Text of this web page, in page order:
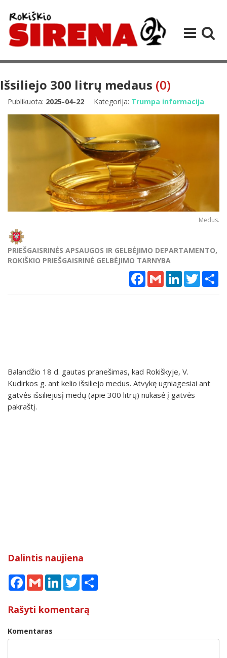
Išsiliejo 300 litrų medaus (0)
Publikuota: 2025-04-22 Kategorija: Trumpa informacija
Medus.
PRIEŠGAISRINĖS APSAUGOS IR GELBĖJIMO DEPARTAMENTO,
ROKIŠKIO PRIEŠGAISRINĖ GELBĖJIMO TARNYBA
Facebook
Gmail LinkedInTwitter
Balandžio 18 d. gautas pranešimas, kad Rokiškyje, V.
Kudirkos g. ant kelio išsiliejo medus. Atvykę ugniagesiai ant
gatvės išsiliejusį medų (apie 300 litrų) nukasė į gatvės
pakraštį.
Dalintis naujiena
Facebook
Gmail LinkedInTwitter
Rašyti komentarą
Komentaras